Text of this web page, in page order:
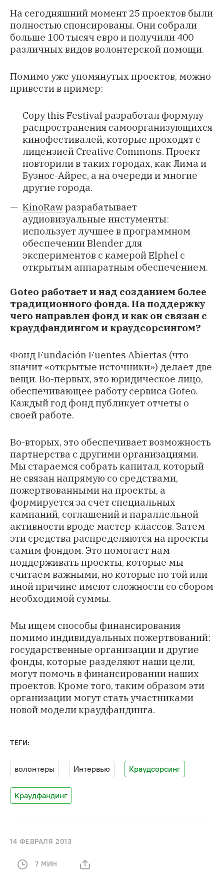
На сегодняшний момент 25 проектов были
полностью спонсированы. Они собрали
больше 100 тысяч евро и получили 400
различных видов волонтерской помощи.
Помимо уже упомянутых проектов, можно
привести в пример:
Copy this Festivalразработал формулу
распространения самоорганизующихся
кинофестивалей, которые проходят с
лицензией Creative Commons. Проект
повторили в таких городах, как Лима и
Буэнос-Айрес, а на очереди и многие
другие города.
KinoRawразрабатывает
аудиовизуальные инстументы:
использует лучшее в программном
обеспечении Blender для
экспериментов с камерой Elphel с
открытым аппаратным обеспечением.
Goteo работает и над созданием более
традиционного фонда. На поддержку
чего направлен фонд и как он связан с
краудфандингом и краудсорсингом?
ФондFundación Fuentes Abiertas (что
значит «открытые источники») делает две
вещи. Во-первых, это юридическое лицо,
обеспечивающее работу сервиса Goteo.
Каждый год фонд публикует отчеты о
своей работе.
Во-вторых, это обеспечивает возможность
партнерства с другими организациями.
Мы стараемся собрать капитал, который
не связан напрямую со средствами,
пожертвованными на проекты, а
формируется за счет специальных
кампаний, соглашений и параллельной
активности вроде мастер-классов. Затем
эти средства распределяются на проекты
самим фондом. Это помогает нам
поддерживать проекты, которые мы
считаем важными, но которые по той или
иной причине имеют сложности со сбором
необходимой суммы.
Мы ищем способы финансирования
помимо индивидуальных пожертвований:
государственные организации и другие
фонды, которые разделяют наши цели,
могут помочь в финансировании наших
проектов. Кроме того, таким образом эти
организации могут стать участниками
новой модели краудфандинга.
ТЕГИ:
волонтеры Интервью Краудсорсинг
Краудфандинг
14 ФЕВРАЛЯ 2013
7 МИН